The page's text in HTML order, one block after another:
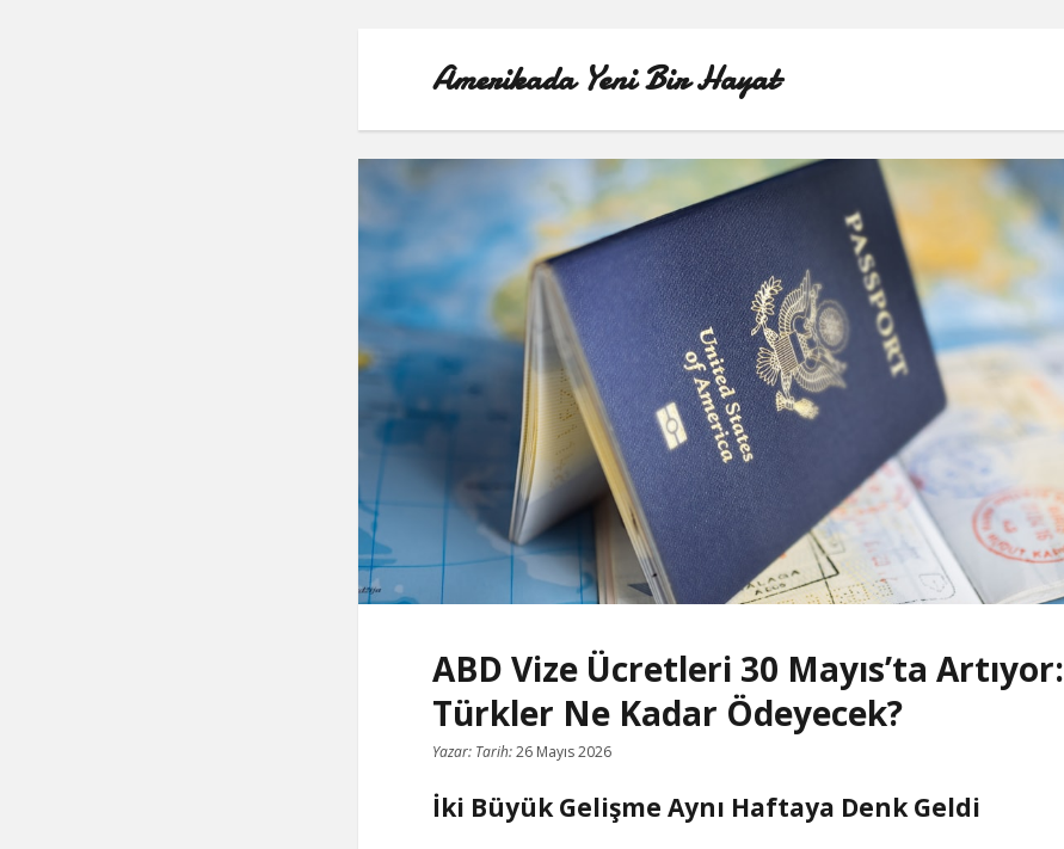
Amerikada Yeni Bir Hayat
ÖRNEK SAYFA
ABD Vize Ücretleri 30 Mayıs’ta Artıyor:
Türkler Ne Kadar Ödeyecek?
Yazar: Tarih:26 Mayıs 2026
İki Büyük Gelişme Aynı Haftaya Denk Geldi